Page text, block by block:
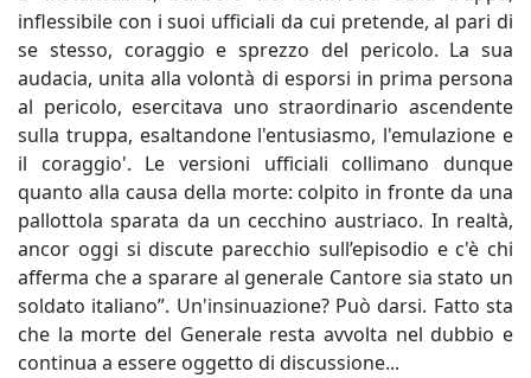
inflessibile con i suoi ufficiali da cui pretende, al pari di
se stesso, coraggio e sprezzo del pericolo. La sua
audacia, unita alla volontà di esporsi in prima persona
al pericolo, esercitava uno straordinario ascendente
sulla truppa, esaltandone l'entusiasmo, l'emulazione e
il coraggio'. Le versioni ufficiali collimano dunque
quanto alla causa della morte: colpito in fronte da una
pallottola sparata da un cecchino austriaco. In realtà,
ancor oggi si discute parecchio sull’episodio e c'è chi
afferma che a sparare al generale Cantore sia stato un
soldato italiano”. Un'insinuazione? Può darsi. Fatto sta
che la morte del Generale resta avvolta nel dubbio e
continua a essere oggetto di discussione...